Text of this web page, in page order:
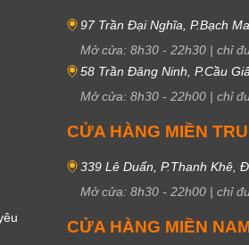
97 Trần Đại Nghĩa, P.Bạch
Mở cửa: 8h30 - 22h30 | chỉ
58 Trần Đăng Ninh, P.Cầu
Mở cửa: 8h30 - 22h00 | chỉ
CỬA HÀNG MIỀN
339 Lê Duẩn, P.Thanh Khê,
Mở cửa: 8h30 - 22h00 | chỉ
CỬA HÀNG MIỀN